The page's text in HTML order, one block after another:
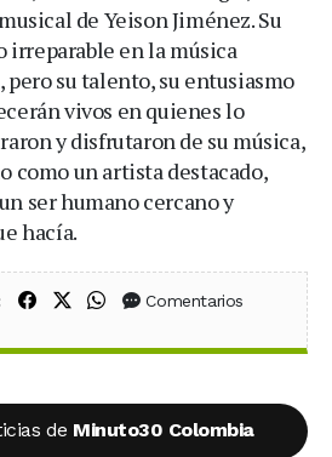
de Yeison Jiménez. Su
irreparable en la música
su talento, su entusiasmo
vivos en quienes lo
y disfrutaron de su música,
como un artista destacado,
ser humano cercano y
hacía.
Compartir en Facebook
Compartir en X (Twitter)
Compartir en WhatsApp
Comentarios
de Minuto30 Colombia